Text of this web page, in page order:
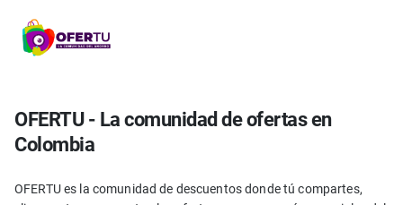
OFERTU - La comunidad de ofertas en
Colombia
OFERTU es la comunidad de descuentos donde tú compartes,